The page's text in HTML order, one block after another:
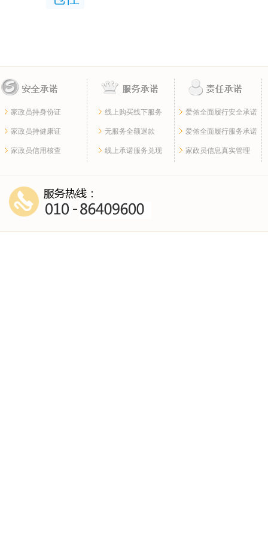
家政员持身份证
家政员持健康证
家政员信用核查
线上购买线下服务
无服务全额退款
线上承诺服务兑现
爱侬全面履行安全承诺
爱侬全面履行服务承诺
家政员信息真实管理